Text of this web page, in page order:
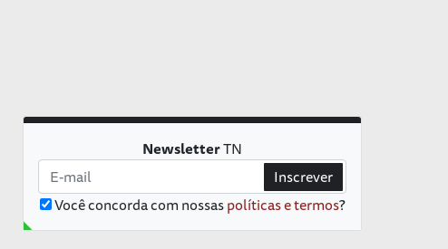
NewsletterTN
Você concorda com nossaspolíticas e termos?
Inscrever